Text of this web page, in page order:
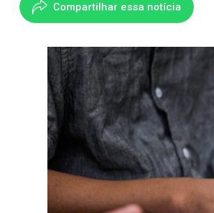
Compartilhar essa notícia